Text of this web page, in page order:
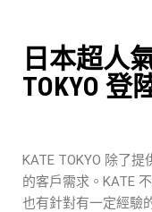
日本超人
TOKYO 登
KATE TOKYO 除了
的客戶需求。KATE
也有針對有一定經驗